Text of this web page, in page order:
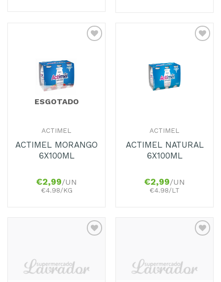
Favoritos
ESGOTADO
ACTIMEL
ACTIMEL MORANGO
6X100ML
€2,99/UN
€4.98/KG
ACTIMEL
ACTIMEL NATURAL
6X100ML
€2,99/UN
€4.98/LT
Favoritos
Favoritos